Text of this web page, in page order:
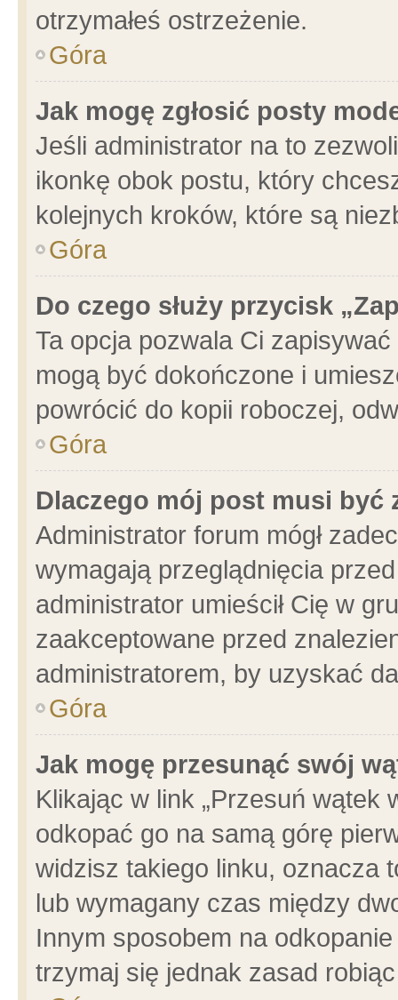
otrzymałeś ostrzeżenie.
Góra
Jak mogę zgłosić posty
Jeśli administrator na to
ikonkę obok postu, który
kolejnych kroków, które są
Góra
Do czego służy przycisk
Ta opcja pozwala Ci
mogą być dokończone i
powrócić do kopii roboczej,
Góra
Dlaczego mój post musi być
Administrator forum mógł
wymagają przeglądnięcia
administrator umieścił Cię w
zaakceptowane przed
administratorem, by uzyskać
Góra
Jak mogę przesunąć swój
Klikając w link „Przesuń wątek
odkopać go na samą górę
widzisz takiego linku, oznacza
lub wymagany czas między
Innym sposobem na
trzymaj się jednak zasad